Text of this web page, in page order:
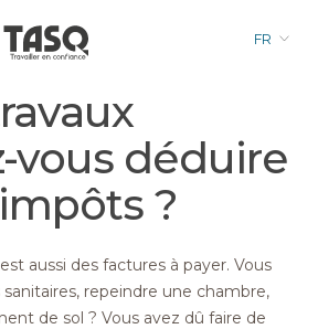
FR
vous déduire
?
aussi des factures à payer. Vous
repeindre une chambre,
de sol ? Vous avez dû faire de